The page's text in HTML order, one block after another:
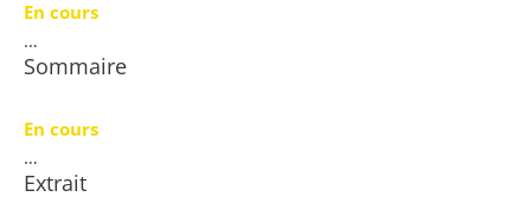
En cours
…
Sommaire
En cours
…
Extrait